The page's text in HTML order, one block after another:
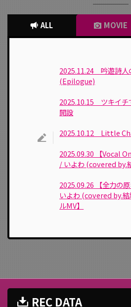
ALL MOVIE
2025.11.24 吟遊詩人
(Epilogue)
2025.10.15 ツキイチ
開設
2025.10.12 Little
2025.09.30 【Vocal
/ いよわ (covered by.
2025.09.26 【全力の
いよわ (covered by.
ルMV】
REC DATA